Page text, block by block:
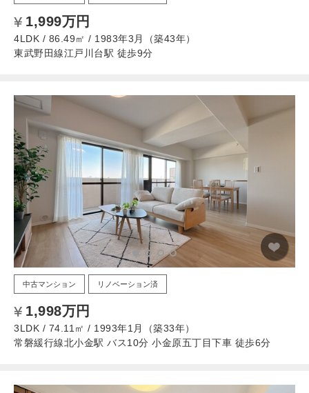
1,999万円
4LDK / 86.49㎡ / 1983年3月（築43年）
東武野田線江戸川台駅 徒歩9分
中古マンション リノベーション済
1,998万円
3LDK / 74.11㎡ / 1993年1月（築33年）
常磐緩行線北小金駅 バス10分 小金原五丁目下車 徒歩6分